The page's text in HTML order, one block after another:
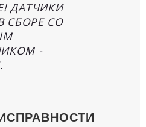
ДАТЧИКИ
СБОРЕ СО
-